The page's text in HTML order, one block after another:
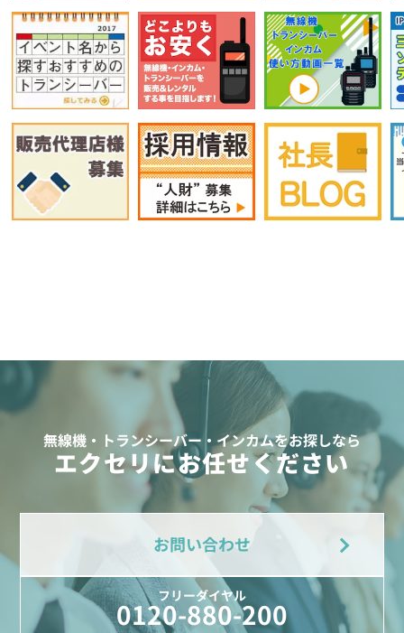
無線機・トランシーバー・インカムをお探しなら
エクセリにお任せください
お問い合わせ
フリーダイヤル
0120-880-200